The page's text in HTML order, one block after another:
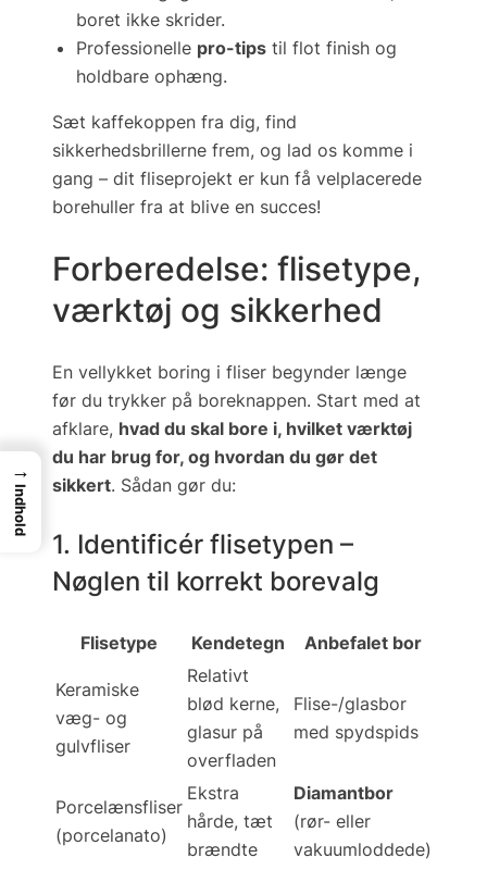
boret ikke skrider.
Professionelle pro-tips til flot finish og
holdbare ophæng.
Sæt kaffekoppen fra dig, find
sikkerhedsbrillerne frem, og lad os komme i
gang – dit fliseprojekt er kun få velplacerede
borehuller fra at blive en succes!
Forberedelse: flisetype,
værktøj og sikkerhed
En vellykket boring i fliser begynder længe
før du trykker på boreknappen. Start med at
afklare, hvad du skal bore i, hvilket værktøj
du har brug for, og hvordan du gør det
sikkert. Sådan gør du:
1. Identificér flisetypen –
Nøglen til korrekt borevalg
Flisetype Kendetegn Anbefalet bor
Keramiske
væg- og
gulvfliser
Relativt
blød kerne,
glasur på
overfladen
Flise-/glasbor
med spydspids
Porcelænsfliser
(porcelanato)
Ekstra
hårde, tæt
brændte
Diamantbor
(rør- eller
vakuumloddede)
→
Indhold